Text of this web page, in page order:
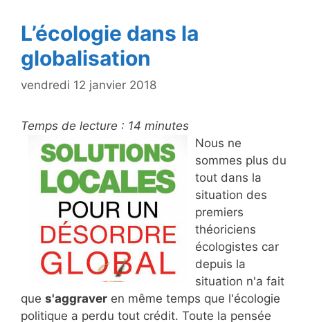
L’écologie dans la
globalisation
vendredi 12 janvier 2018
Temps de lecture : 14 minutes
Nous ne
sommes plus du
tout dans la
situation des
premiers
théoriciens
écologistes car
depuis la
situation n'a fait
que s'aggraver en même temps que l'écologie
politique a perdu tout crédit. Toute la pensée